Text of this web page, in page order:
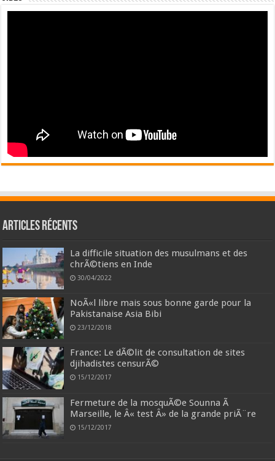
Articles récents
La difficile situation des musulmans et des
chrÃ©tiens en Inde
30/04/2022
NoÃ«l libre mais sous bonne garde pour la
Pakistanaise Asia Bibi
23/12/2018
France: Le dÃ©lit de consultation de sites
djihadistes censurÃ©
15/12/2017
Fermeture de la mosquÃ©e Sounna Ã
Marseille, le Â« test Â» de la grande priÃ¨re
15/12/2017